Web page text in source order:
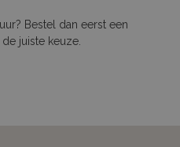
Bestel dan eerst een
juiste keuze.